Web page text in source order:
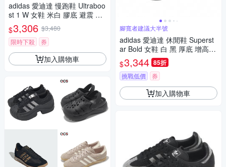
adidas 愛迪達 慢跑鞋 Ultraboo
st 1 W 女鞋 米白 膠底 避震 Bo
ost 運動鞋 JS1265
$3,306 $3,480
限時下殺
券
加入購物車
腳寬者建議大半號
adidas 愛迪達 休閒鞋 Superst
ar Bold 女鞋 白 黑 厚底 增高
復古 貝殼鞋 JR9895
$3,344 85折
挑戰低價 券
加入購物車